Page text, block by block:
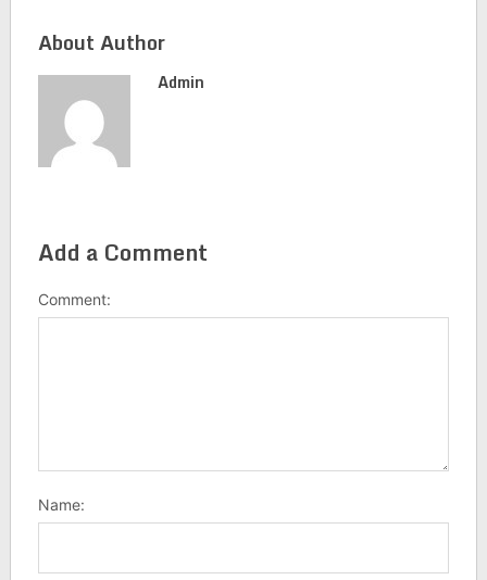
About Author
Admin
Add a Comment
Comment:
Name: